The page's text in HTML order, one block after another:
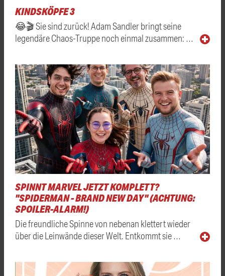
KINDSKÖPFE 3
😂🎬 Sie sind zurück! Adam Sandler bringt seine
legendäre Chaos-Truppe noch einmal zusammen: …
SPINNT MARVEL JETZT KOMPLETT?
"SPIDERMAN - BRAND NEW DAY" (ACHTUNG:
SPOILER-ALARM!)
Die freundliche Spinne von nebenan klettert wieder
über die Leinwände dieser Welt. Entkommt sie …